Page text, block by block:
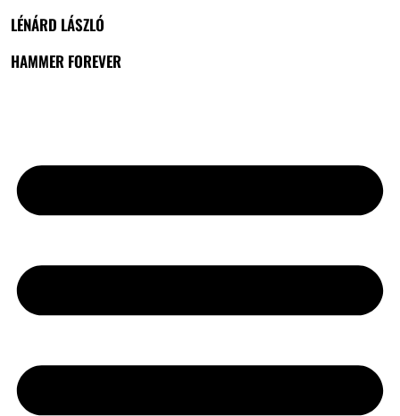
LÉNÁRD LÁSZLÓ
HAMMER FOREVER